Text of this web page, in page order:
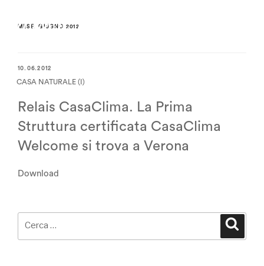
MESE:GIUGNO 2012
10.06.2012
CASA NATURALE (I)
Relais CasaClima. La Prima
Struttura certificata CasaClima
Welcome si trova a Verona
Download